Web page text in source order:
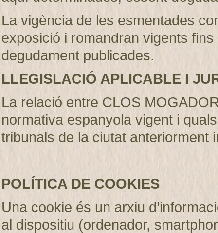
La vigència de les esmentades
exposició i romandran vigents
degudament publicades.
LLEGISLACIÓ APLICABLE I
La relació entre CLOS
normativa espanyola vigent i
tribunals de la ciutat anteriorment
POLÍTICA DE COOKIES
Una cookie és un arxiu
al dispositiu (ordenador,